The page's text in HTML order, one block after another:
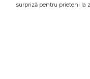
surpriză pentru prieteni la
O surpriză pentru ea sau
surprizele direct la